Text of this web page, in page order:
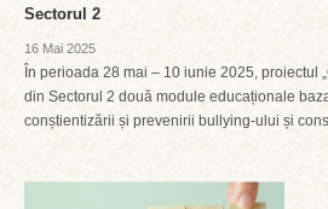
Sectorul 2
16 Mai 2025
În perioada 28 mai – 10 iunie 2025, proiectul
din Sectorul 2 două module educaționale
conștientizării și prevenirii bullying-ului și